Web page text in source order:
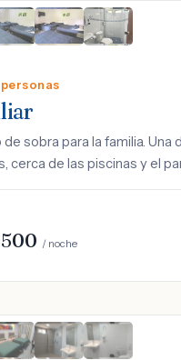
personas
de sobra para la familia. Una
cerca de las piscinas y el
/ noche